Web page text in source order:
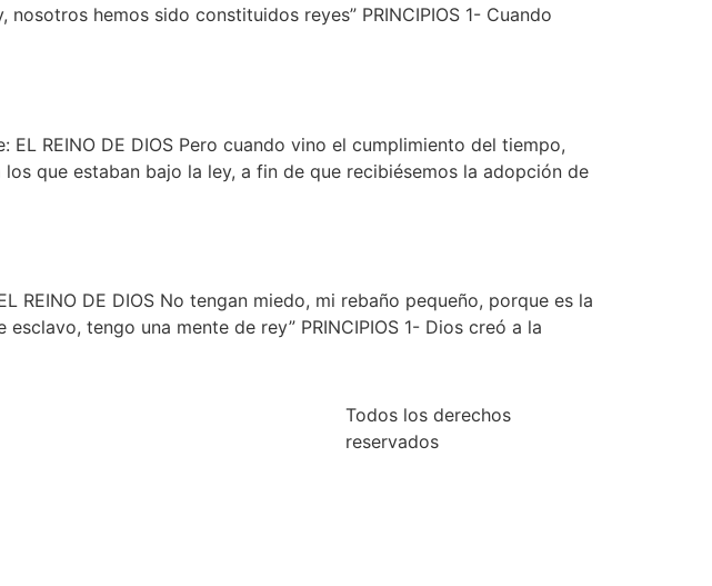
hemos sido constituidos reyes” PRINCIPIOS 1- Cuando
EL REINO DE DIOS Pero cuando vino el cumplimiento del tiempo,
que estaban bajo la ley, a fin de que recibiésemos la adopción de
REINO DE DIOS No tengan miedo, mi rebaño pequeño, porque es la
tengo una mente de rey” PRINCIPIOS 1- Dios creó a la
Todos los derechos
reservados